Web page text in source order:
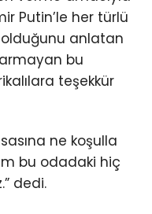
Putin’le her türlü
anlatan
bu
teşekkür
ne koşulla
bu odadaki hiç
dedi.